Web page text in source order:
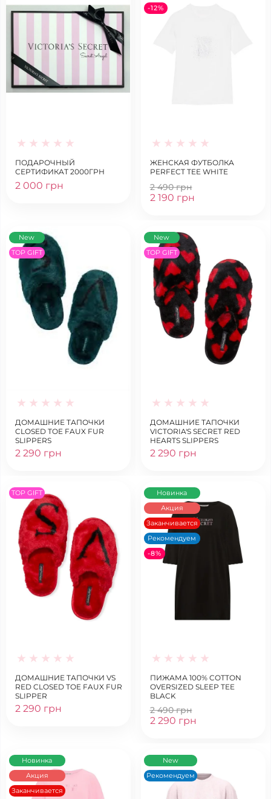
ПОДАРОЧНЫЙ
СЕРТИФИКАТ 2000ГРН
2 000 грн
-12%
ЖЕНСКАЯ ФУТБОЛКА
PERFECT TEE WHITE
2 490 грн
2 190 грн
New
TOP GIFT
ДОМАШНИЕ ТАПОЧКИ
CLOSED TOE FAUX FUR
SLIPPERS
2 290 грн
New
TOP GIFT
ДОМАШНИЕ ТАПОЧКИ
VICTORIA'S SECRET RED
HEARTS SLIPPERS
2 290 грн
TOP GIFT
ДОМАШНИЕ ТАПОЧКИ VS
RED CLOSED TOE FAUX FUR
SLIPPER
2 290 грн
Новинка
Акция
Заканчивается
Рекомендуем
-8%
ПИЖАМА 100% COTTON
OVERSIZED SLEEP TEE
BLACK
2 490 грн
2 290 грн
Новинка
Акция
Заканчивается
New
Рекомендуем